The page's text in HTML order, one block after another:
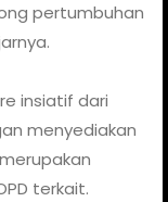
pertumbuhan
insiatif dari
menyediakan
terkait.